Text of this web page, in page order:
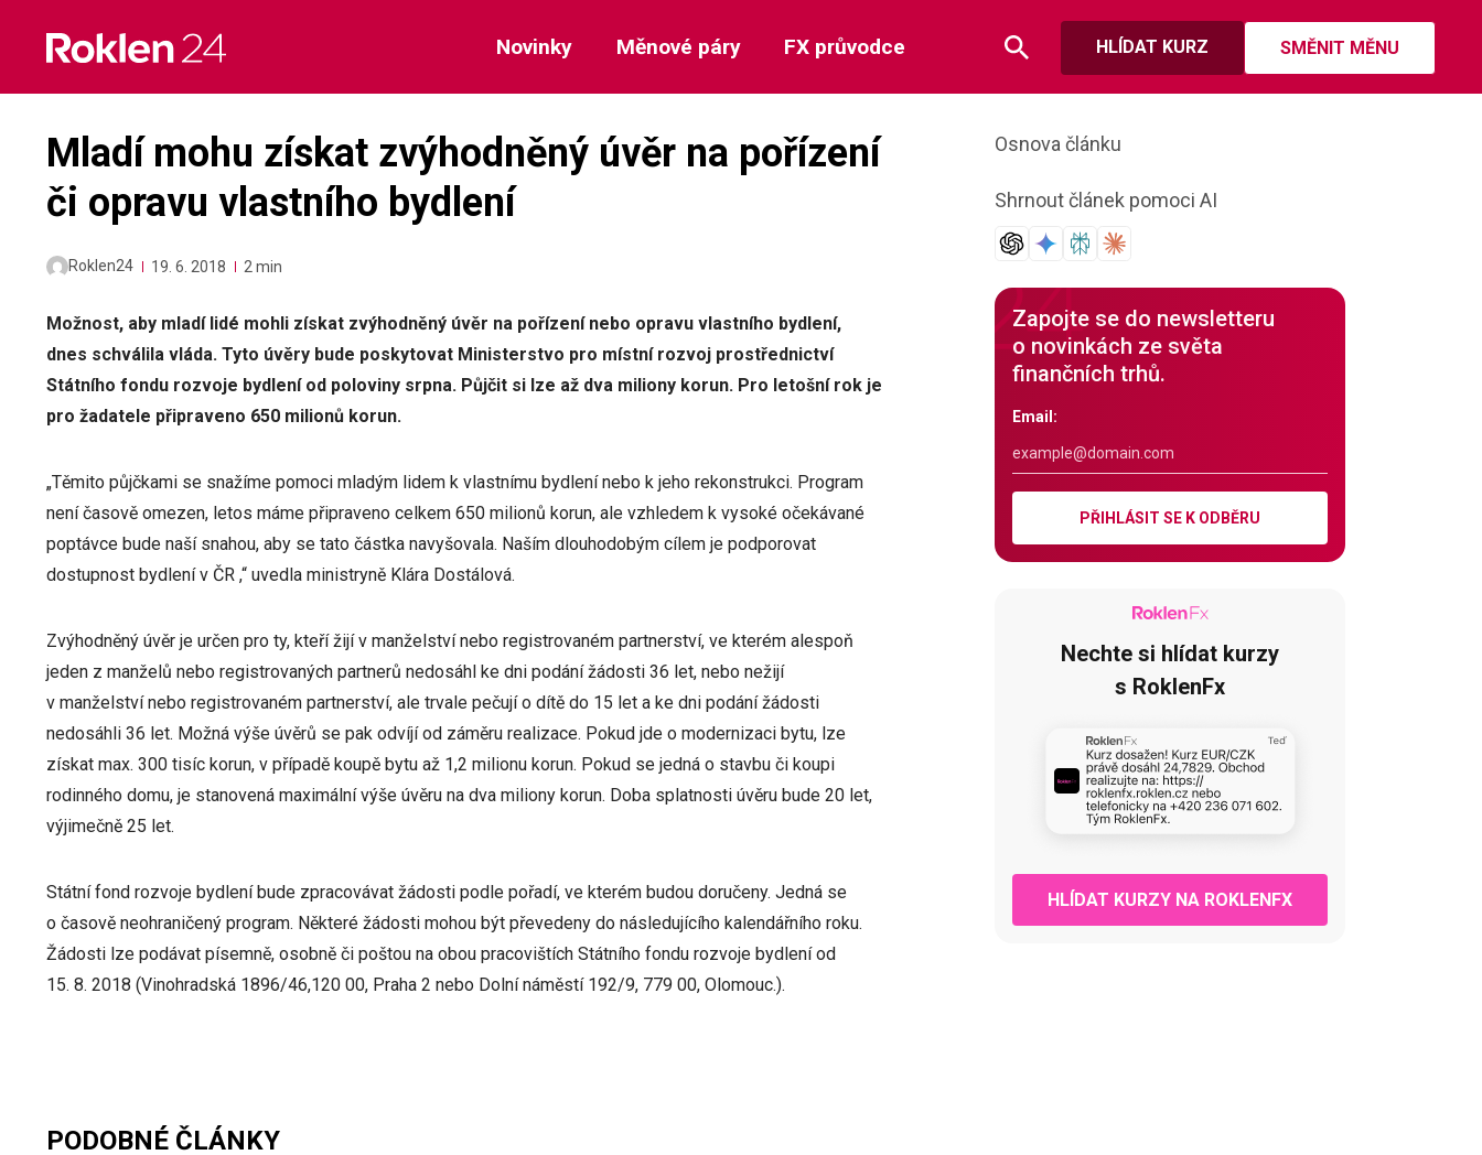
content
HLÍDAT KURZ SMĚNIT MĚNU
Novinky Měnové páry FX průvodce
Mladí mohu získat zvýhodněný úvěr na pořízení
či opravu vlastního bydlení
Roklen24 19. 6. 2018 2 min
Možnost, aby mladí lidé mohli získat zvýhodněný úvěr na pořízení nebo opravu vlastního bydlení,
dnes schválila vláda. Tyto úvěry bude poskytovat Ministerstvo pro místní rozvoj prostřednictví
Státního fondu rozvoje bydlení od poloviny srpna. Půjčit si lze až dva miliony korun. Pro letošní rok je
pro žadatele připraveno 650 milionů korun.
„Těmito půjčkami se snažíme pomoci mladým lidem k vlastnímu bydlení nebo k jeho rekonstrukci. Program
není časově omezen, letos máme připraveno celkem 650 milionů korun, ale vzhledem k vysoké očekávané
poptávce bude naší snahou, aby se tato částka navyšovala. Naším dlouhodobým cílem je podporovat
dostupnost bydlení v ČR ,“ uvedla ministryně Klára Dostálová.
Zvýhodněný úvěr je určen pro ty, kteří žijí v manželství nebo registrovaném partnerství, ve kterém alespoň
jeden z manželů nebo registrovaných partnerů nedosáhl ke dni podání žádosti 36 let, nebo nežijí
v manželství nebo registrovaném partnerství, ale trvale pečují o dítě do 15 let a ke dni podání žádosti
nedosáhli 36 let. Možná výše úvěrů se pak odvíjí od záměru realizace. Pokud jde o modernizaci bytu, lze
získat max. 300 tisíc korun, v případě koupě bytu až 1,2 milionu korun. Pokud se jedná o stavbu či koupi
rodinného domu, je stanovená maximální výše úvěru na dva miliony korun. Doba splatnosti úvěru bude 20 let,
výjimečně 25 let.
Státní fond rozvoje bydlení bude zpracovávat žádosti podle pořadí, ve kterém budou doručeny. Jedná se
o časově neohraničený program. Některé žádosti mohou být převedeny do následujícího kalendářního roku.
Žádosti lze podávat písemně, osobně či poštou na obou pracovištích Státního fondu rozvoje bydlení od
15. 8. 2018 (Vinohradská 1896/46,120 00, Praha 2 nebo Dolní náměstí 192/9, 779 00, Olomouc.).
Osnova článku
Shrnout článek pomoci AI
Zapojte se do newsletteru
o novinkách ze světa
finančních trhů.
Email:
PŘIHLÁSIT SE K ODBĚRU
Nechte si hlídat kurzy
s RoklenFx
HLÍDAT KURZY NA ROKLENFX
PODOBNÉ ČLÁNKY